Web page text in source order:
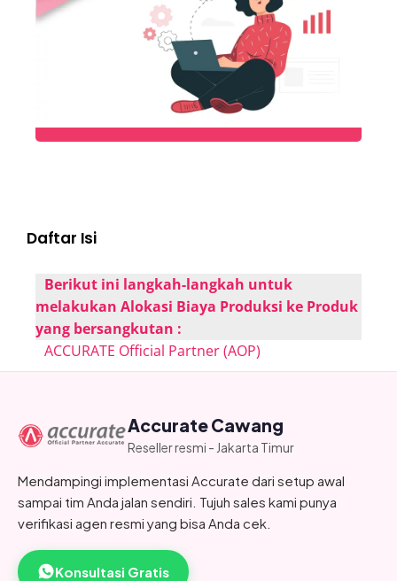
Daftar Isi
Berikut ini langkah-langkah untuk
melakukan Alokasi Biaya Produksi ke Produk
yang bersangkutan :
ACCURATE Official Partner (AOP)
Accurate Cawang
Reseller resmi - Jakarta Timur
Mendampingi implementasi Accurate dari setup awal
sampai tim Anda jalan sendiri. Tujuh sales kami punya
verifikasi agen resmi yang bisa Anda cek.
Konsultasi Gratis